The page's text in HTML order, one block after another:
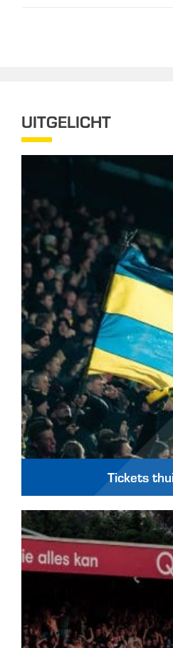
UITGELICHT
Tickets